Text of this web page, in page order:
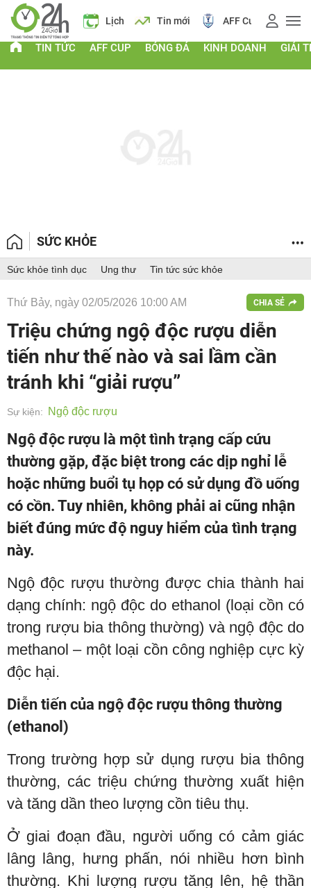
vàng Lịch Tin mới AFF Cup Điểm chuẩn 2026
TIN TỨC AFF CUP BÓNG ĐÁ KINH DOANH GIẢI
SỨC KHỎE
Sức khỏe tình dục Ung thư Tin tức sức khỏe
Thứ Bảy, ngày 02/05/2026 10:00 AM CHIA SẺ
Triệu chứng ngộ độc rượu diễn
tiến như thế nào và sai lầm cần
tránh khi “giải rượu”
Sự kiện: Ngộ độc rượu
Ngộ độc rượu là một tình trạng cấp cứu
thường gặp, đặc biệt trong các dịp nghỉ lễ
hoặc những buổi tụ họp có sử dụng đồ uống
có cồn. Tuy nhiên, không phải ai cũng nhận
biết đúng mức độ nguy hiểm của tình trạng
này.
Ngộ độc rượu thường được chia thành hai
dạng chính: ngộ độc do ethanol (loại cồn có
trong rượu bia thông thường) và ngộ độc do
methanol – một loại cồn công nghiệp cực kỳ
độc hại.
Diễn tiến của ngộ độc rượu thông thường
(ethanol)
Trong trường hợp sử dụng rượu bia thông
thường, các triệu chứng thường xuất hiện
và tăng dần theo lượng cồn tiêu thụ.
Ở giai đoạn đầu, người uống có cảm giác
lâng lâng, hưng phấn, nói nhiều hơn bình
thường. Khi lượng rượu tăng lên, hệ thần